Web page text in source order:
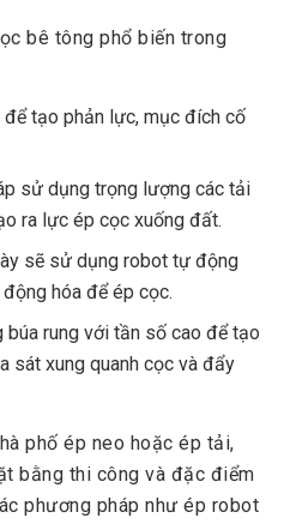
bê tông phổ biến trong
tạo phản lực, mục đích cố
sử dụng trọng lượng các tải
ra lực ép cọc xuống đất.
sẽ sử dụng robot tự động
hóa để ép cọc.
búa rung với tần số cao để tạo
sát xung quanh cọc và đẩy
phố ép neo hoặc ép tải,
bằng thi công và đặc điểm
phương pháp như ép robot